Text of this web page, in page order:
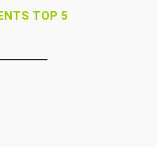
TOP 5